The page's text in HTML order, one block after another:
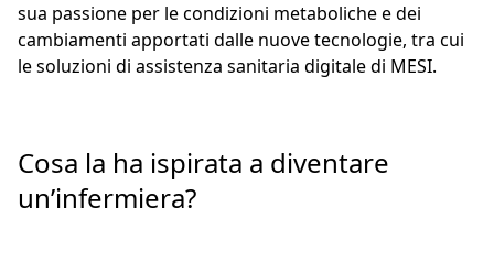
sua passione per le condizioni metaboliche e dei
cambiamenti apportati dalle nuove tecnologie, tra cui
le soluzioni di assistenza sanitaria digitale di MESI.
Cosa la ha ispirata a diventare
un’infermiera?